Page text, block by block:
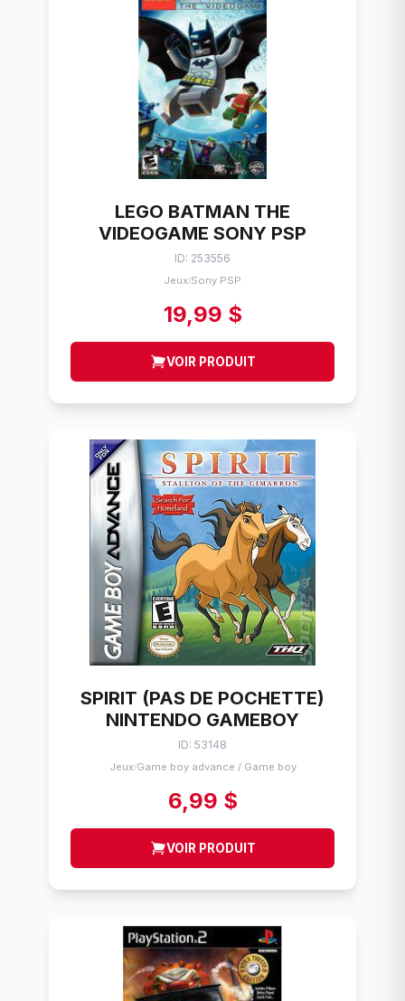
LEGO BATMAN THE
VIDEOGAME SONY PSP
ID: 253556
Jeux/Sony PSP
19,99 $
VOIR PRODUIT
SPIRIT (PAS DE POCHETTE)
NINTENDO GAMEBOY
ID: 53148
Jeux/Game boy advance / Game boy
6,99 $
VOIR PRODUIT